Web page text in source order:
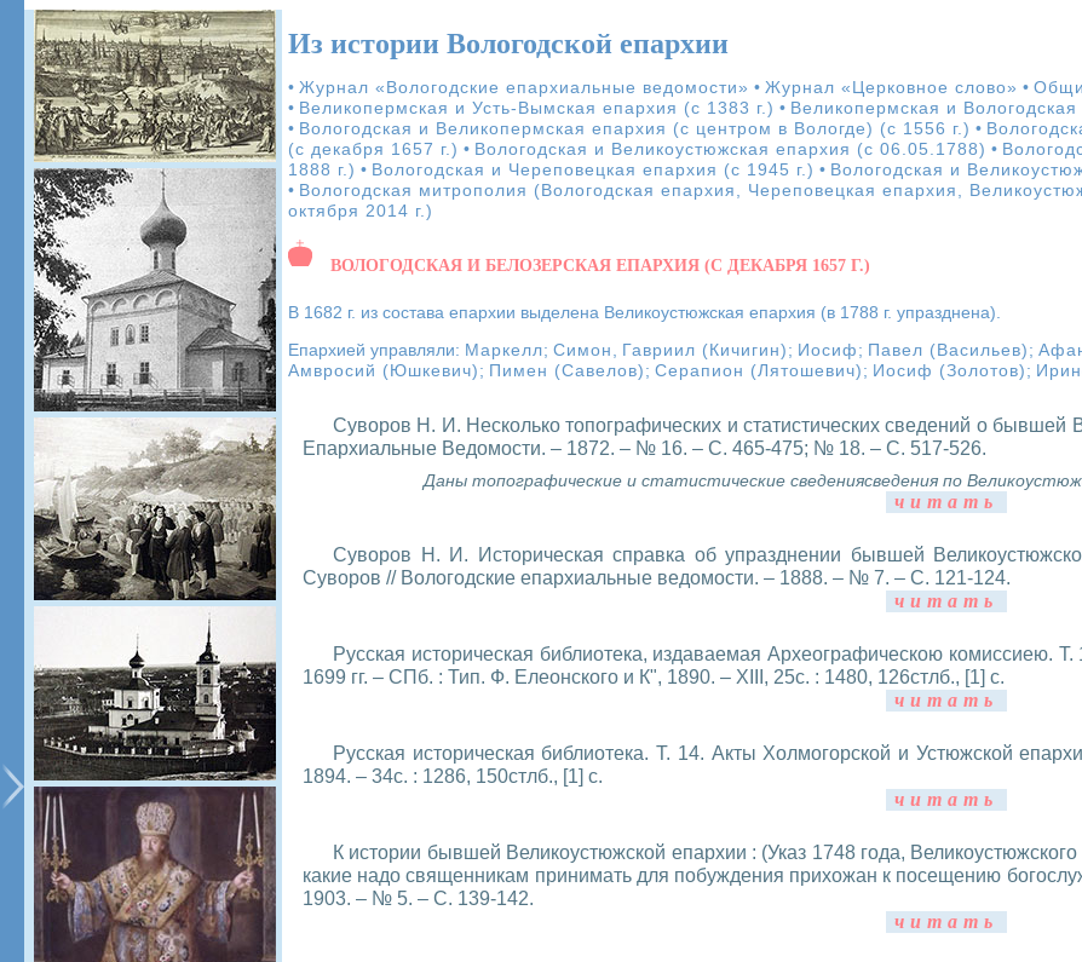
Из истории Вологодской епархии
• Журнал «Вологодские епархиальные ведомости» • Журнал «Церковное слово» •
• Великопермская и Усть-Вымская епархия (с 1383 г.) • Великопермская и
• Вологодская и Великопермская епархия (с центром в Вологде) (с 1556 г.) •
(с декабря 1657 г.) • Вологодская и Великоустюжская епархия (с 06.05.1788) •
1888 г.) • Вологодская и Череповецкая епархия (с 1945 г.) • Вологодская и
• Вологодская митрополия (Вологодская епархия, Череповецкая епархия,
октября 2014 г.)
ВОЛОГОДСКАЯ И БЕЛОЗЕРСКАЯ ЕПАРХИЯ (С ДЕКАБРЯ 1657 Г.)
В 1682 г. из состава епархии выделена Великоустюжская епархия (в 1788 г. упразднена).
Епархией управляли: Маркелл; Симон, Гавриил (Кичигин); Иосиф; Павел (Васильев);
Амвросий (Юшкевич); Пимен (Савелов); Серапион (Лятошевич); Иосиф (Золотов);
Суворов Н. И. Несколько топографических и статистических сведений о
Епархиальные Ведомости. – 1872. – № 16. – С. 465-475; № 18. – С. 517-526.
Даны топографические и статистические сведениясведения по
читать
Суворов Н. И. Историческая справка об упразднении бывшей
Суворов // Вологодские епархиальные ведомости. – 1888. – № 7. – C. 121-124.
читать
Русская историческая библиотека, издаваемая Археографическою комиссиею.
1699 гг. – СПб. : Тип. Ф. Елеонского и К", 1890. – XIII, 25с. : 1480, 126стлб., [1] c.
читать
Русская историческая библиотека. Т. 14. Акты Холмогорской и Устюжской
1894. – 34с. : 1286, 150стлб., [1] c.
читать
К истории бывшей Великоустюжской епархии : (Указ 1748 года,
какие надо священникам принимать для побуждения прихожан к посещению
1903. – № 5. – С. 139-142.
читать